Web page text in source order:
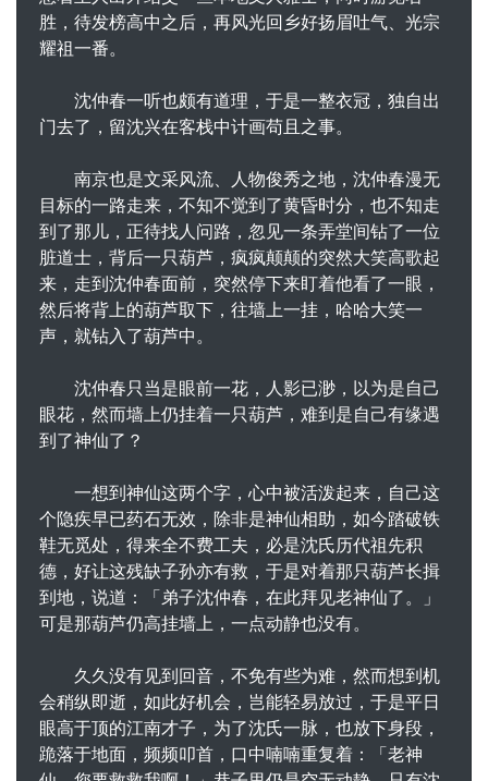
胜，待发榜高中之后，再风光回乡好扬眉吐气、光宗
耀祖一番。
沈仲春一听也颇有道理，于是一整衣冠，独自出
门去了，留沈兴在客栈中计画苟且之事。
南京也是文采风流、人物俊秀之地，沈仲春漫无
目标的一路走来，不知不觉到了黄昏时分，也不知走
到了那儿，正待找人问路，忽见一条弄堂间钻了一位
脏道士，背后一只葫芦，疯疯颠颠的突然大笑高歌起
来，走到沈仲春面前，突然停下来盯着他看了一眼，
然后将背上的葫芦取下，往墙上一挂，哈哈大笑一
声，就钻入了葫芦中。
沈仲春只当是眼前一花，人影已渺，以为是自己
眼花，然而墙上仍挂着一只葫芦，难到是自己有缘遇
到了神仙了？
一想到神仙这两个字，心中被活泼起来，自己这
个隐疾早已药石无效，除非是神仙相助，如今踏破铁
鞋无觅处，得来全不费工夫，必是沈氏历代祖先积
德，好让这残缺子孙亦有救，于是对着那只葫芦长揖
到地，说道：「弟子沈仲春，在此拜见老神仙了。」
可是那葫芦仍高挂墙上，一点动静也没有。
久久没有见到回音，不免有些为难，然而想到机
会稍纵即逝，如此好机会，岂能轻易放过，于是平日
眼高于顶的江南才子，为了沈氏一脉，也放下身段，
跪落于地面，频频叩首，口中喃喃重复着：「老神